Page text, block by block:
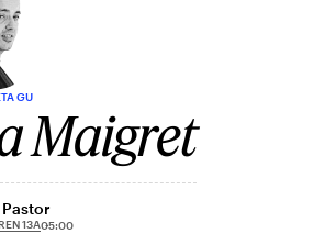
GU
Maigret
Pastor
13A05:00